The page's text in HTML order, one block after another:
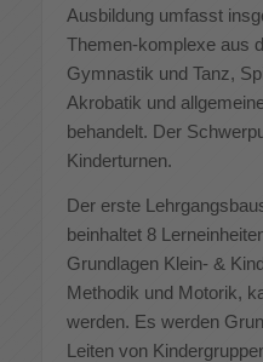
Ausbildung umfasst
Themen-komplexe aus
Gymnastik und Tanz,
Akrobatik und
behandelt. Der
Kinderturnen.
Der erste
beinhaltet 8
Grundlagen Klein- &
Methodik und Motorik,
werden. Es werden
Leiten von